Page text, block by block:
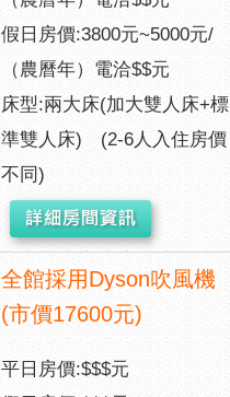
假日房價:3800元~5000元/
（農曆年）電洽$$元
床型:兩大床(加大雙人床+標
準雙人床) (2-6人入住房價
不同)
全館採用Dyson吹風機
(市價17600元)
平日房價:$$$元